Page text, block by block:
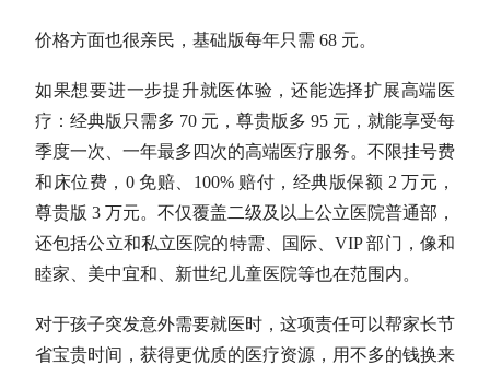
价格方面也很亲民，基础版每年只需 68 元。
如果想要进一步提升就医体验，还能选择扩展高端医
疗：经典版只需多 70 元，尊贵版多 95 元，就能享受每
季度一次、一年最多四次的高端医疗服务。不限挂号费
和床位费，0 免赔、100% 赔付，经典版保额 2 万元，
尊贵版 3 万元。不仅覆盖二级及以上公立医院普通部，
还包括公立和私立医院的特需、国际、VIP 部门，像和
睦家、美中宜和、新世纪儿童医院等也在范围内。
对于孩子突发意外需要就医时，这项责任可以帮家长节
省宝贵时间，获得更优质的医疗资源，用不多的钱换来